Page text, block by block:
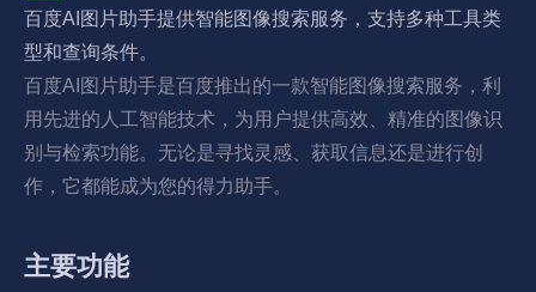
百度AI图片助手提供智能图像搜索服务，支持多种工具类
型和查询条件。
百度AI图片助手是百度推出的一款智能图像搜索服务，利
用先进的人工智能技术，为用户提供高效、精准的图像识
别与检索功能。无论是寻找灵感、获取信息还是进行创
作，它都能成为您的得力助手。
主要功能